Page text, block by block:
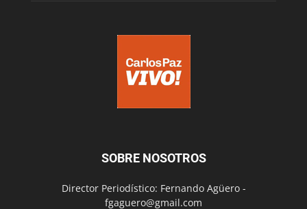
SOBRE NOSOTROS
Director Periodístico: Fernando Agüero -
fgaguero@gmail.com